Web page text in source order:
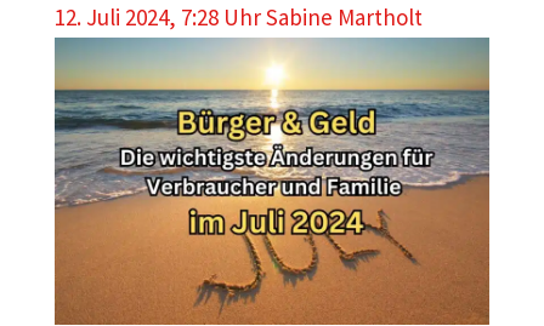
12. Juli 2024, 7:28 UhrSabine Martholt